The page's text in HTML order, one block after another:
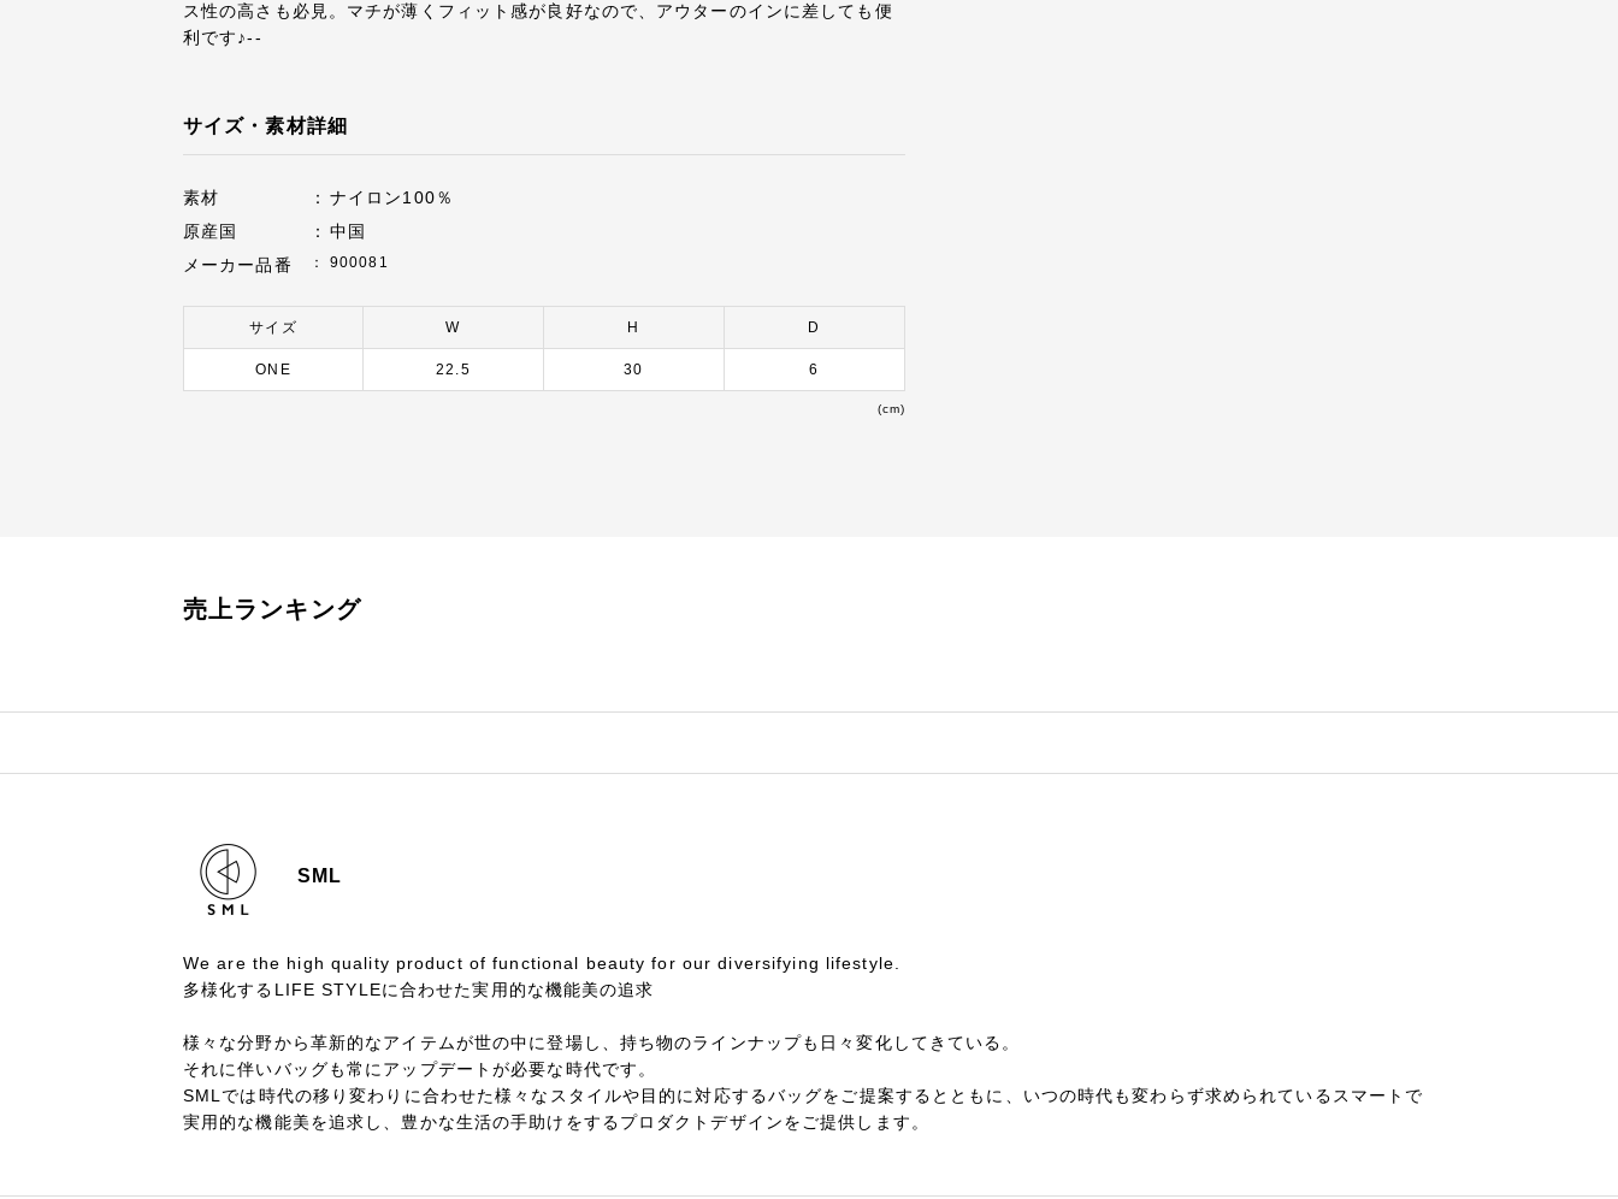
ス性の高さも必見。マチが薄くフィット感が良好なので、アウターのインに差しても便
利です♪--
サイズ・素材詳細
素材
ナイロン100％
原産国
中国
メーカー品番
900081
サイズ W H D
ONE 22.5 30 6
(cm)
売上ランキング
SML
We are the high quality product of functional beauty for our diversifying lifestyle.
多様化するLIFE STYLEに合わせた実用的な機能美の追求
様々な分野から革新的なアイテムが世の中に登場し、持ち物のラインナップも日々変化してきている。
それに伴いバッグも常にアップデートが必要な時代です。
SMLでは時代の移り変わりに合わせた様々なスタイルや目的に対応するバッグをご提案するとともに、いつの時代も変わらず求められているスマートで
実用的な機能美を追求し、豊かな生活の手助けをするプロダクトデザインをご提供します。